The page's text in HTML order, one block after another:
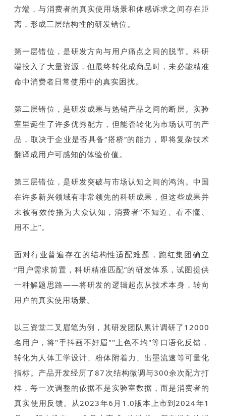
方端，与消费者的真实使用场景和体感诉求之间存在距
离，形成三层结构性的研发错位。
第一层错位，是研发方向与用户痛点之间的脱节。科研
端投入了大量资源，但最终转化成商品时，未必能精准
命中消费者日常使用中的真实困扰。
第二层错位，是研发成果与热销产品之间的断层。实验
室里诞生了许多优秀配方，但能否转化为市场认可的产
品，取决于企业是否具备“搭桥”的能力，即将复杂技术
翻译成用户可感知的体验价值。
第三层错位，是研发突破与市场认知之间的鸿沟。中国
在许多新兴领域有非常领先的科研成果，但这些成果并
未被有效传播为大众认知，消费者“不知道、看不懂、
用不上”。
面对行业普遍存在的结构性适配难题，跑红集团确立
“用户需求前置，科研精准匹配”的研发体系，试图提供
一种解题思路——将研发的逻辑起点从技术本身，转向
用户的真实使用场景。
以三资堂二叉眉笔为例，其研发团队累计调研了12000
名用户，将"手抖画不好眉""上色不均"等口语化反馈，
转化为人体工学设计、粉体附着力、出墨流速等可量化
指标。产品开发经历了87次结构微调与300余次配方打
样，每一次调整的依据不是实验室数据，而是消费者的
真实使用反馈。从2023年6月1.0版本上市到2024年1